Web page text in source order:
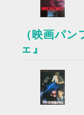
（映画パ
ェ』